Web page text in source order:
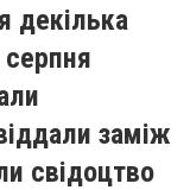
декілька
заміж
свідоцтво